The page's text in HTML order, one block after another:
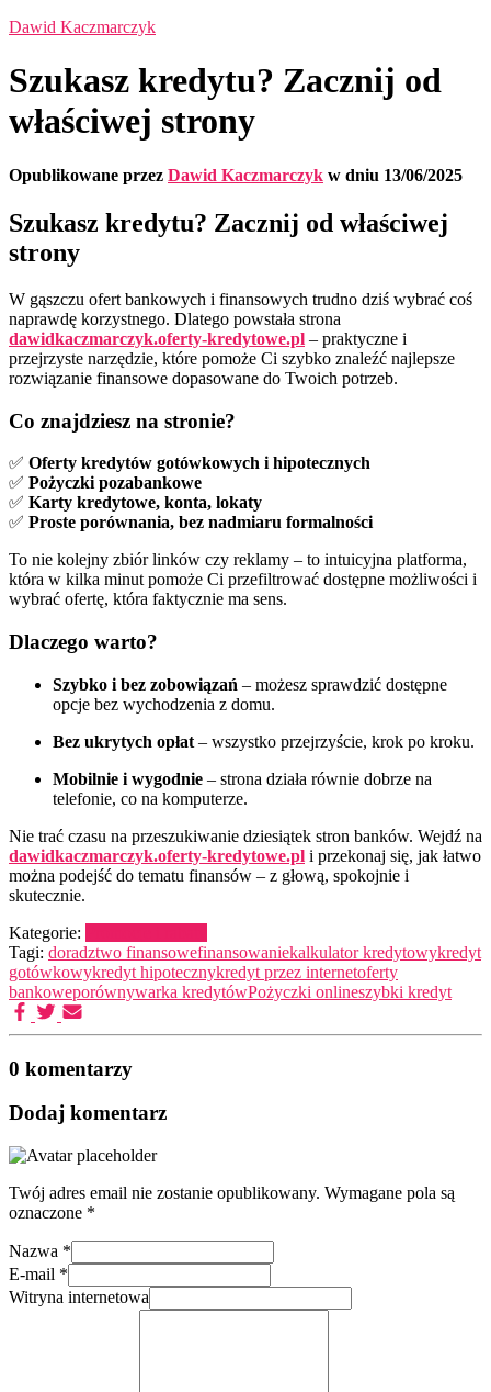
Dawid Kaczmarczyk
Szukasz kredytu? Zacznij od
właściwej strony
Opublikowane przez Dawid Kaczmarczyk w dniu 13/06/2025
Szukasz kredytu? Zacznij od właściwej
strony
W gąszczu ofert bankowych i finansowych trudno dziś wybrać coś
naprawdę korzystnego. Dlatego powstała strona
dawidkaczmarczyk.oferty-kredytowe.pl – praktyczne i
przejrzyste narzędzie, które pomoże Ci szybko znaleźć najlepsze
rozwiązanie finansowe dopasowane do Twoich potrzeb.
Co znajdziesz na stronie?
✅ Oferty kredytów gotówkowych i hipotecznych
✅ Pożyczki pozabankowe
✅ Karty kredytowe, konta, lokaty
✅ Proste porównania, bez nadmiaru formalności
To nie kolejny zbiór linków czy reklamy – to intuicyjna platforma,
która w kilka minut pomoże Ci przefiltrować dostępne możliwości i
wybrać ofertę, która faktycznie ma sens.
Dlaczego warto?
Szybko i bez zobowiązań – możesz sprawdzić dostępne
opcje bez wychodzenia z domu.
Bez ukrytych opłat – wszystko przejrzyście, krok po kroku.
Mobilnie i wygodnie – strona działa równie dobrze na
telefonie, co na komputerze.
Nie trać czasu na przeszukiwanie dziesiątek stron banków. Wejdź na
dawidkaczmarczyk.oferty-kredytowe.pl i przekonaj się, jak łatwo
można podejść do tematu finansów – z głową, spokojnie i
skutecznie.
Kategorie:
Tagi: doradztwo finansowefinansowaniekalkulator kredytowykredyt
gotówkowykredyt hipotecznykredyt przez internetoferty
bankoweporównywarka kredytówPożyczki onlineszybki kredyt
0 komentarzy
Dodaj komentarz
Twój adres email nie zostanie opublikowany. Wymagane pola są
oznaczone *
Nazwa *
E-mail *
Witryna internetowa